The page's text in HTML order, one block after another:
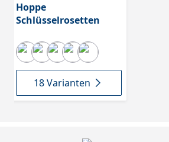
Hoppe
Schlüsselrosetten
18 Varianten